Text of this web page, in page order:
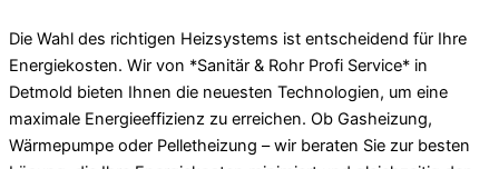
Die Wahl des richtigen Heizsystems ist entscheidend für Ihre
Energiekosten. Wir von *Sanitär & Rohr Profi Service* in
Detmold bieten Ihnen die neuesten Technologien, um eine
maximale Energieeffizienz zu erreichen. Ob Gasheizung,
Wärmepumpe oder Pelletheizung – wir beraten Sie zur besten